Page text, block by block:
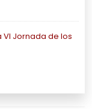
VI Jornada de los